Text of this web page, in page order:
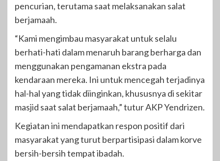
pencurian, terutama saat melaksanakan salat
berjamaah.
“Kami mengimbau masyarakat untuk selalu
berhati-hati dalam menaruh barang berharga dan
menggunakan pengamanan ekstra pada
kendaraan mereka. Ini untuk mencegah terjadinya
hal-hal yang tidak diinginkan, khususnya di sekitar
masjid saat salat berjamaah,” tutur AKP Yendrizen.
Kegiatan ini mendapatkan respon positif dari
masyarakat yang turut berpartisipasi dalam korve
bersih-bersih tempat ibadah.